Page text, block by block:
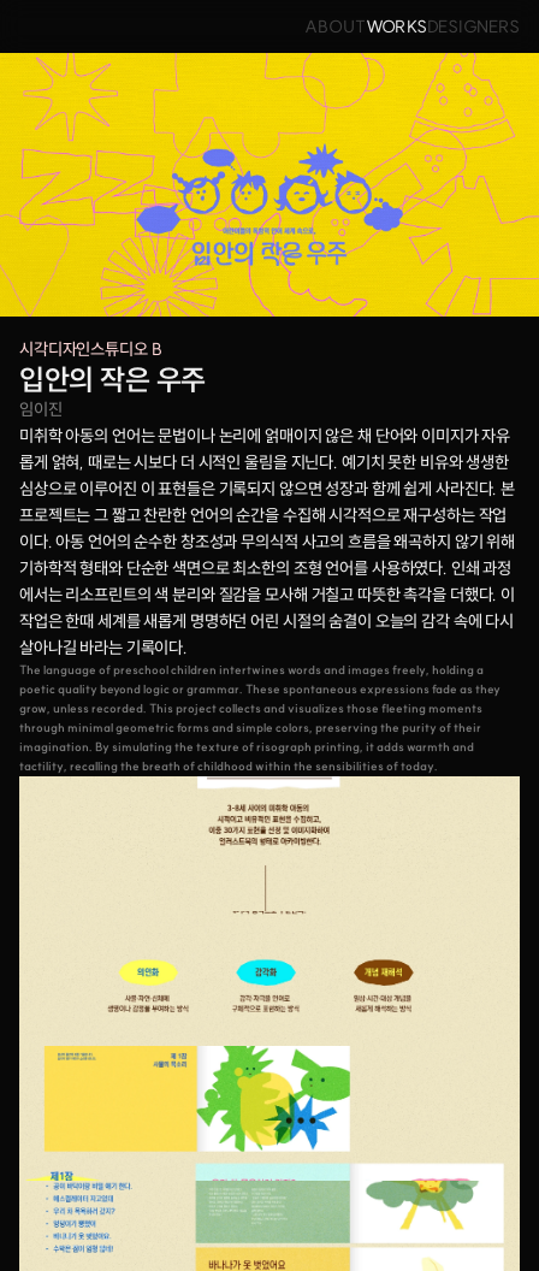
ABOUTWORKSDESIGNERS
시각디자인스튜디오 B
입안의 작은 우주
임이진
미취학 아동의 언어는 문법이나 논리에 얽매이지 않은 채 단어와 이미지가 자유
롭게 얽혀, 때로는 시보다 더 시적인 울림을 지닌다. 예기치 못한 비유와 생생한
심상으로 이루어진 이 표현들은 기록되지 않으면 성장과 함께 쉽게 사라진다. 본
프로젝트는 그 짧고 찬란한 언어의 순간을 수집해 시각적으로 재구성하는 작업
이다. 아동 언어의 순수한 창조성과 무의식적 사고의 흐름을 왜곡하지 않기 위해
기하학적 형태와 단순한 색면으로 최소한의 조형 언어를 사용하였다. 인쇄 과정
에서는 리소프린트의 색 분리와 질감을 모사해 거칠고 따뜻한 촉각을 더했다. 이
작업은 한때 세계를 새롭게 명명하던 어린 시절의 숨결이 오늘의 감각 속에 다시
살아나길 바라는 기록이다.
The language of preschool children intertwines words and images freely, holding a
poetic quality beyond logic or grammar. These spontaneous expressions fade as they
grow, unless recorded. This project collects and visualizes those fleeting moments
through minimal geometric forms and simple colors, preserving the purity of their
imagination. By simulating the texture of risograph printing, it adds warmth and
tactility, recalling the breath of childhood within the sensibilities of today.